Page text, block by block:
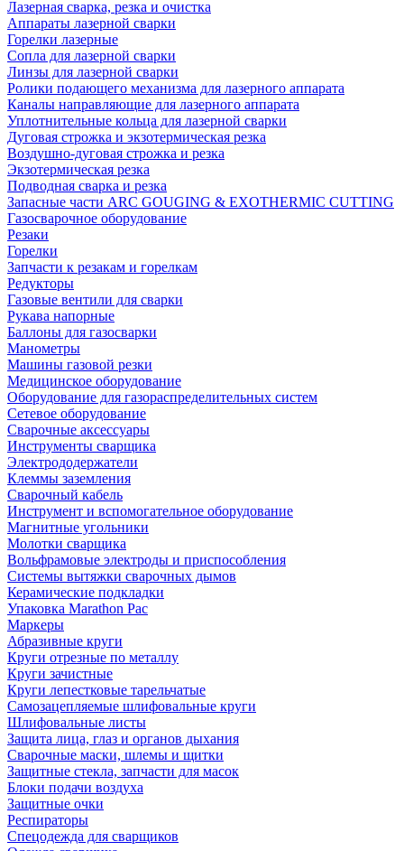
Лазерная сварка, резка и очистка
Аппараты лазерной сварки
Горелки лазерные
Сопла для лазерной сварки
Линзы для лазерной сварки
Ролики подающего механизма для лазерного аппарата
Каналы направляющие для лазерного аппарата
Уплотнительные кольца для лазерной сварки
Дуговая строжка и экзотермическая резка
Воздушно-дуговая строжка и резка
Экзотермическая резка
Подводная сварка и резка
Запасные части ARC GOUGING & EXOTHERMIC CUTTING
Газосварочное оборудование
Резаки
Горелки
Запчасти к резакам и горелкам
Редукторы
Газовые вентили для сварки
Рукава напорные
Баллоны для газосварки
Манометры
Машины газовой резки
Медицинское оборудование
Оборудование для газораспределительных систем
Сетевое оборудование
Сварочные аксессуары
Инструменты сварщика
Электрододержатели
Клеммы заземления
Сварочный кабель
Инструмент и вспомогательное оборудование
Магнитные угольники
Молотки сварщика
Вольфрамовые электроды и приспособления
Системы вытяжки сварочных дымов
Керамические подкладки
Упаковка Marathon Pac
Маркеры
Абразивные круги
Круги отрезные по металлу
Круги зачистные
Круги лепестковые тарельчатые
Самозацепляемые шлифовальные круги
Шлифовальные листы
Защита лица, глаз и органов дыхания
Сварочные маски, шлемы и щитки
Защитные стекла, запчасти для масок
Блоки подачи воздуха
Защитные очки
Респираторы
Спецодежда для сварщиков